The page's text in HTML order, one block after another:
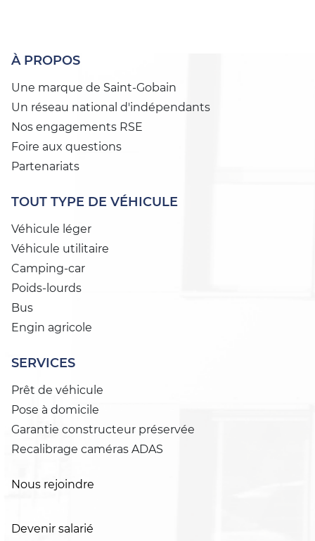
À PROPOS
Une marque de Saint-Gobain
Un réseau national d'indépendants
Nos engagements RSE
Foire aux questions
Partenariats
TOUT TYPE DE VÉHICULE
Véhicule léger
Véhicule utilitaire
Camping-car
Poids-lourds
Bus
Engin agricole
SERVICES
Prêt de véhicule
Pose à domicile
Garantie constructeur préservée
Recalibrage caméras ADAS
Nous rejoindre
Devenir salarié